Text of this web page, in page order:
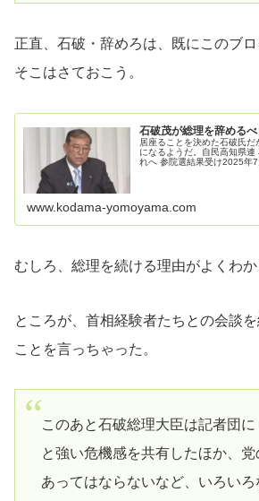
正直、石破・辞めろは、既にこのブロ
そこはさておこう。
石破茂が総理を辞める
居座ることを決めた石破氏だ
になるようだ。自民高知県
れへ 参院選結果受け2025年
www.kodama-yomoyama.com
むしろ、総理を続ける理由がよくわか
ところが、首相経験者たちとの会談
ことを言っちゃった。
このあと石破総理大臣は記者団
と強い危機感を共有したほか、
あってはならないなど、いろいろ